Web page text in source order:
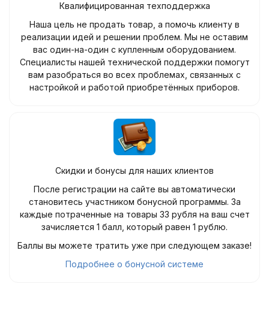
Квалифицированная техподдержка
Наша цель не продать товар, а помочь клиенту в
реализации идей и решении проблем. Мы не оставим
вас один-на-один с купленным оборудованием.
Специалисты нашей технической поддержки помогут
вам разобраться во всех проблемах, связанных с
настройкой и работой приобретённых приборов.
Скидки и бонусы для наших клиентов
После регистрации на сайте вы автоматически
становитесь участником бонусной программы. За
каждые потраченные на товары 33 рубля на ваш счет
зачисляется 1 балл, который равен 1 рублю.
Баллы вы можете тратить уже при следующем заказе!
Подробнее о бонусной системе